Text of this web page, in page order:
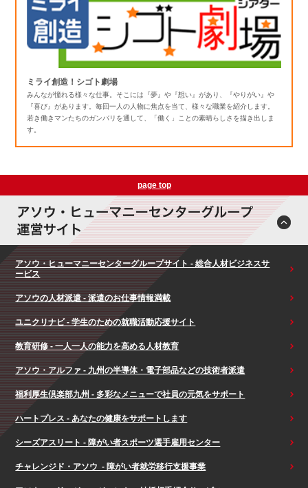
ミライ創造！シゴト劇場
みんなが憧れる様々な仕事。そこには『夢』や『想い』があり、『やりがい』や
『喜び』があります。毎回一人の人物に焦点を当て、様々な職業を紹介します。
若き働きマンたちのガンバリを通して、「働く」ことの素晴らしさを描き出しま
す。
page top
アソウ・ヒューマニーセンターグループサイト - 総合人材ビジネスサ
ービス
アソウの人材派遣 - 派遣のお仕事情報満載
ユニクリナビ - 学生のための就職活動応援サイト
教育研修 - 一人一人の能力を高める人材教育
アソウ・アルファ - 九州の半導体・電子部品などの技術者派遣
福利厚生倶楽部九州 - 多彩なメニューで社員の元気をサポート
ハートプレス - あなたの健康をサポートします
シーズアスリート - 障がい者スポーツ選手雇用センター
チャレンジド・アソウ - 障がい者就労移行支援事業